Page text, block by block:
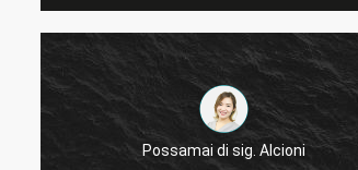
Possamai di sig. Alcioni